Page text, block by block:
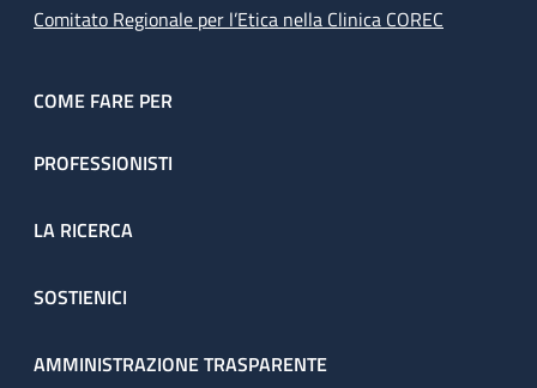
Comitato Regionale per l’Etica nella Clinica COREC
COME FARE PER
PROFESSIONISTI
LA RICERCA
SOSTIENICI
AMMINISTRAZIONE TRASPARENTE